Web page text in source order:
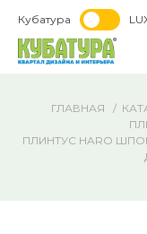
Кубатура
ГЛАВНАЯ
ПЛИНТУС HARO